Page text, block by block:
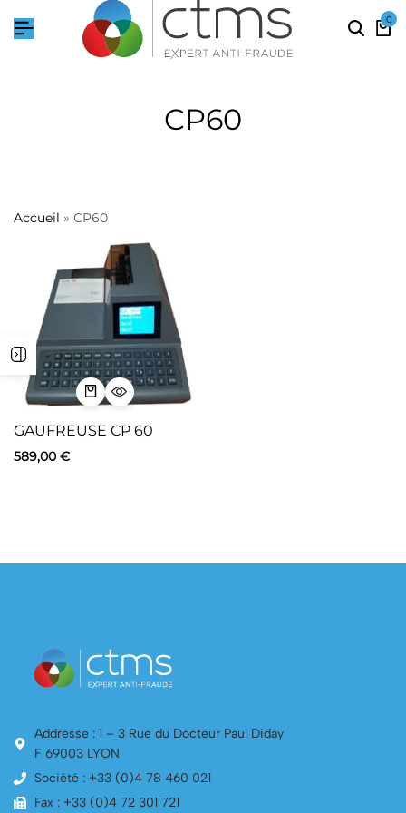
0
CP60
Accueil » CP60
GAUFREUSE CP 60
589,00 €
Addresse : 1 – 3 Rue du Docteur Paul Diday
F 69003 LYON
Société : +33 (0)4 78 460 021
Fax : +33 (0)4 72 301 721